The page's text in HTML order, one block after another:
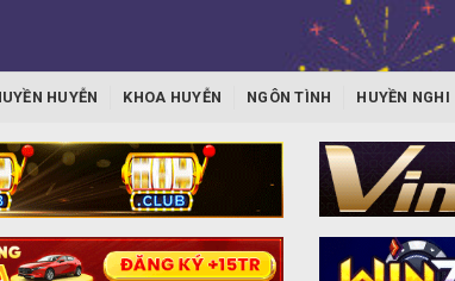
HUYỄN KHOA HUYỄN NGÔN TÌNH HUYỀN NGHI